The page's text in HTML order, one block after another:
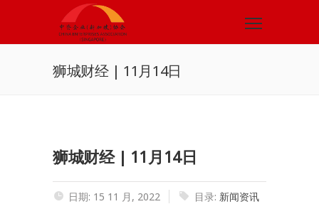
狮城财经 | 11月14日
狮城财经 | 11月14日
日期: 15 11 月, 2022 目录: 新闻资讯